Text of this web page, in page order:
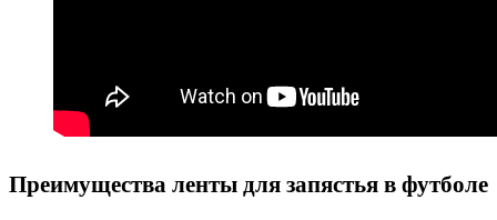
Преимущества ленты для запястья в футболе